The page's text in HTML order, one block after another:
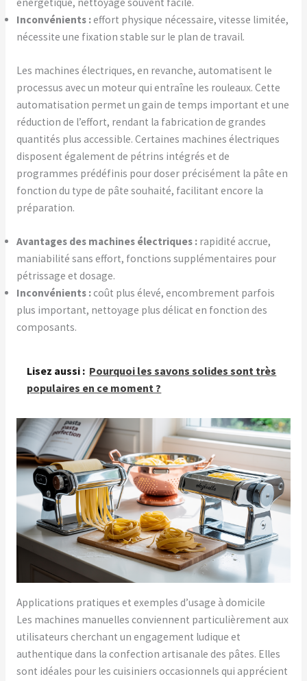
Inconvénients :effort physique nécessaire, vitesse limitée,
nécessite une fixation stable sur le plan de travail.
Les machines électriques, en revanche, automatisent le
processus avec un moteur qui entraîne les rouleaux. Cette
automatisation permet un gain de temps important et une
réduction de l’effort, rendant la fabrication de grandes
quantités plus accessible. Certaines machines électriques
disposent également de pétrins intégrés et de
programmes prédéfinis pour doser précisément la pâte en
fonction du type de pâte souhaité, facilitant encore la
préparation.
Avantages des machines électriques :rapidité accrue,
maniabilité sans effort, fonctions supplémentaires pour
pétrissage et dosage.
Inconvénients :coût plus élevé, encombrement parfois
plus important, nettoyage plus délicat en fonction des
composants.
Lisez aussi : Pourquoi les savons solides sont très
populaires en ce moment ?
Applications pratiques et exemples d’usage à domicile
Les machines manuelles conviennent particulièrement aux
utilisateurs cherchant un engagement ludique et
authentique dans la confection artisanale des pâtes. Elles
sont idéales pour les cuisiniers occasionnels qui apprécient